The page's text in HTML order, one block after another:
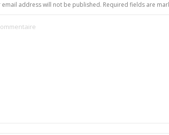
email address will not be published. Required fields are